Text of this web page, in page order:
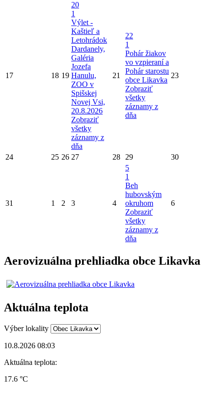
17 18 19
20
1
Výlet -
Kaštieľ a
Letohrádok
Dardanely,
Galéria
Jozefa
Hanulu,
ZOO v
Spišskej
Novej Vsi,
20.8.2026
Zobraziť
všetky
záznamy z
dňa
21
22
1
Pohár žiakov
vo vzpieraní a
Pohár starostu
obce Likavka
Zobraziť
všetky
záznamy z
dňa
23
24 25 26 27 28 29 30
31 1 2 3 4
5
1
Beh
hubovským
okruhom
Zobraziť
všetky
záznamy z
dňa
6
Aerovizuálna prehliadka obce Likavka
Aktuálna teplota
Výber lokality
10.8.2026 08:03
Aktuálna teplota:
17.6 °C